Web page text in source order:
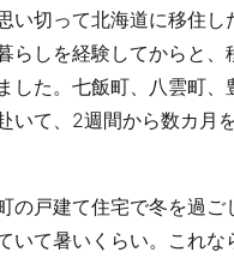
い切って北海道に移住し
らしを経験してからと、
した。七飯町、八雲町、
いて、2週間から数カ月
の戸建て住宅で冬を過ご
いて暑いくらい。これな